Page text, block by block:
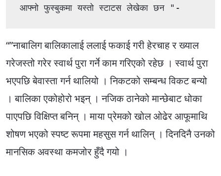
आफ्नो फुस्बुकमा यस्तो स्टाटस लेखेका छन "-
“”नाबालिग बालिकालाई ललाई फकाई गरी हेरचाह र ख्याल
गरेजस्तो गरेर स्वार्थ पुरा गर्ने काम गरिएको रहेछ । स्वार्थ पुरा
भएपछि बेवास्ता गर्न थालियो । निकटको सम्बन्ध विकट बन्यो
। बालिका एकोहोरो भइन् । नजिक ठानेको मान्छेबाट धोका
पाएपछि विक्षिप्त बनिन् । माया प्रेमको खोल ओढेर आफूमाथि
शोषण भएको स्पष्ट रूपमा महसुस गर्न थालिन् । दिनदिनै उनको
मानसिक अवस्था कमजोर हुँदै गयो ।